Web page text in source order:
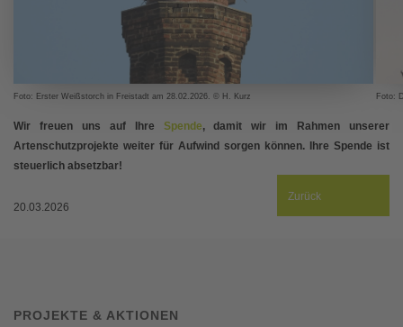
Foto: Erster Weißstorch in Freistadt am 28.02.2026. © H. Kurz Foto:
Wir freuen uns auf Ihre Spende, damit wir im Rahmen unserer
Artenschutzprojekte weiter für Aufwind sorgen können. Ihre Spende ist
steuerlich absetzbar!
20.03.2026
Zurück
PROJEKTE & AKTIONEN